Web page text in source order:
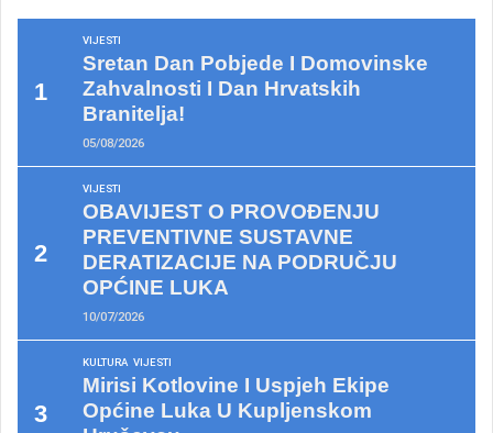
VIJESTI
Sretan Dan Pobjede I Domovinske
Zahvalnosti I Dan Hrvatskih
Branitelja!
05/08/2026
VIJESTI
OBAVIJEST O PROVOĐENJU
PREVENTIVNE SUSTAVNE
DERATIZACIJE NA PODRUČJU
OPĆINE LUKA
10/07/2026
KULTURA VIJESTI
Mirisi Kotlovine I Uspjeh Ekipe
Općine Luka U Kupljenskom